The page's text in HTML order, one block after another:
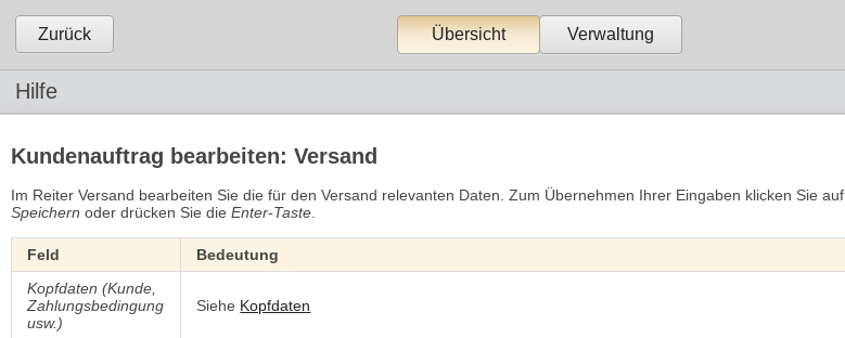
Zurück Übersicht Verwaltung
Hilfe
Kundenauftrag bearbeiten: Versand
Im Reiter Versand bearbeiten Sie die für den Versand relevanten Daten. Zum Übernehmen Ihrer Eingaben klicken Sie auf
Speichern oder drücken Sie die Enter-Taste.
Feld
Bedeutung
Kopfdaten (Kunde,
Zahlungsbedingung
usw.)
Siehe Kopfdaten